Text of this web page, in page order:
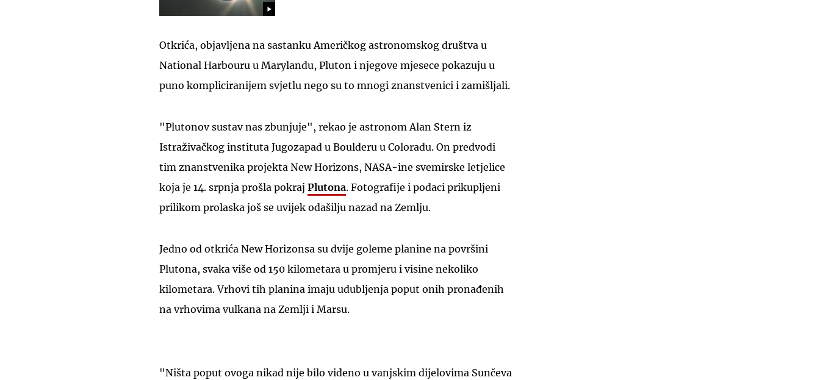
Otkrića, objavljena na sastanku Američkog astronomskog društva u
National Harbouru u Marylandu, Pluton i njegove mjesece pokazuju u
puno kompliciranijem svjetlu nego su to mnogi znanstvenici i zamišljali.
"Plutonov sustav nas zbunjuje", rekao je astronom Alan Stern iz
Istraživačkog instituta Jugozapad u Boulderu u Coloradu. On predvodi
tim znanstvenika projekta New Horizons, NASA-ine svemirske letjelice
koja je 14. srpnja prošla pokraj Plutona. Fotografije i podaci prikupljeni
prilikom prolaska još se uvijek odašilju nazad na Zemlju.
Jedno od otkrića New Horizonsa su dvije goleme planine na površini
Plutona, svaka više od 150 kilometara u promjeru i visine nekoliko
kilometara. Vrhovi tih planina imaju udubljenja poput onih pronađenih
na vrhovima vulkana na Zemlji i Marsu.
"Ništa poput ovoga nikad nije bilo viđeno u vanjskim dijelovima Sunčeva
UKLJUČITE NOTIFIKACIJE